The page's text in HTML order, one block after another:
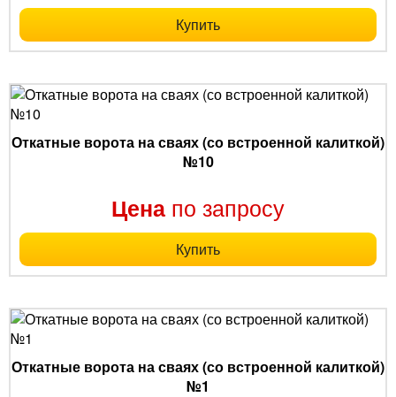
Купить
Откатные ворота на сваях (со встроенной калиткой)
№10
Цена по запросу
Купить
Откатные ворота на сваях (со встроенной калиткой)
№1